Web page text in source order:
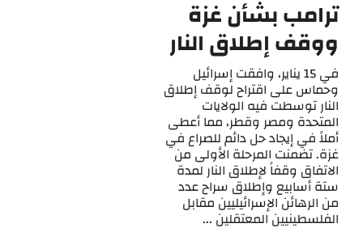
ترامب بشأن غزة
ووقف إطلاق النار
في 15 يناير، وافقت إسرائيل
وحماس على اقتراح لوقف إطلاق
النار توسطت فيه الولايات
المتحدة ومصر وقطر، مما أعطى
أملاً في إيجاد حل دائم للصراع في
غزة. تضمنت المرحلة الأولى من
الاتفاق وقفاً لإطلاق النار لمدة
ستة أسابيع وإطلاق سراح عدد
من الرهائن الإسرائيليين مقابل
الفلسطينيين المعتقلين ...